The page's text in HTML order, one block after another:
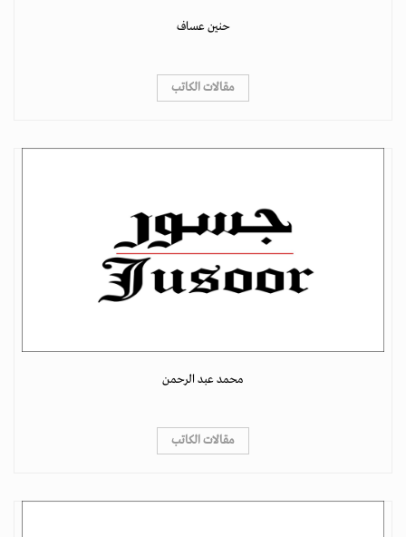
حنين عساف
مقالات الكاتب
محمد عبد الرحمن
مقالات الكاتب